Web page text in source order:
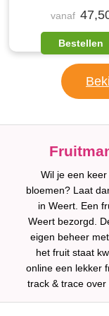
vanaf
Bestellen
Wil je een
bloemen? Laat
in Weert. Een
Weert bezorgd.
eigen beheer
het fruit staat
online een lekker
track & trace